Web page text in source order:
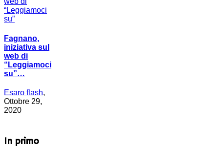
Fagnano,
iniziativa sul
web di
“Leggiamoci
su”…
Esaro flash,
Ottobre 29,
2020
In primo